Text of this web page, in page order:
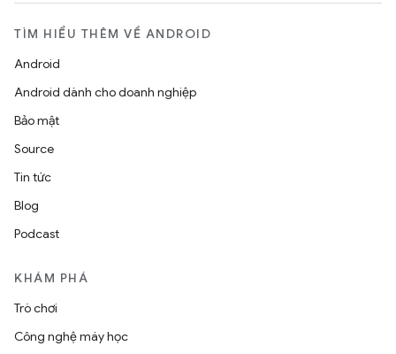
TÌM HIỂU THÊM VỀ ANDROID
Android
Android dành cho doanh nghiệp
Bảo mật
Source
Tin tức
Blog
Podcast
KHÁM PHÁ
Trò chơi
Công nghệ máy học